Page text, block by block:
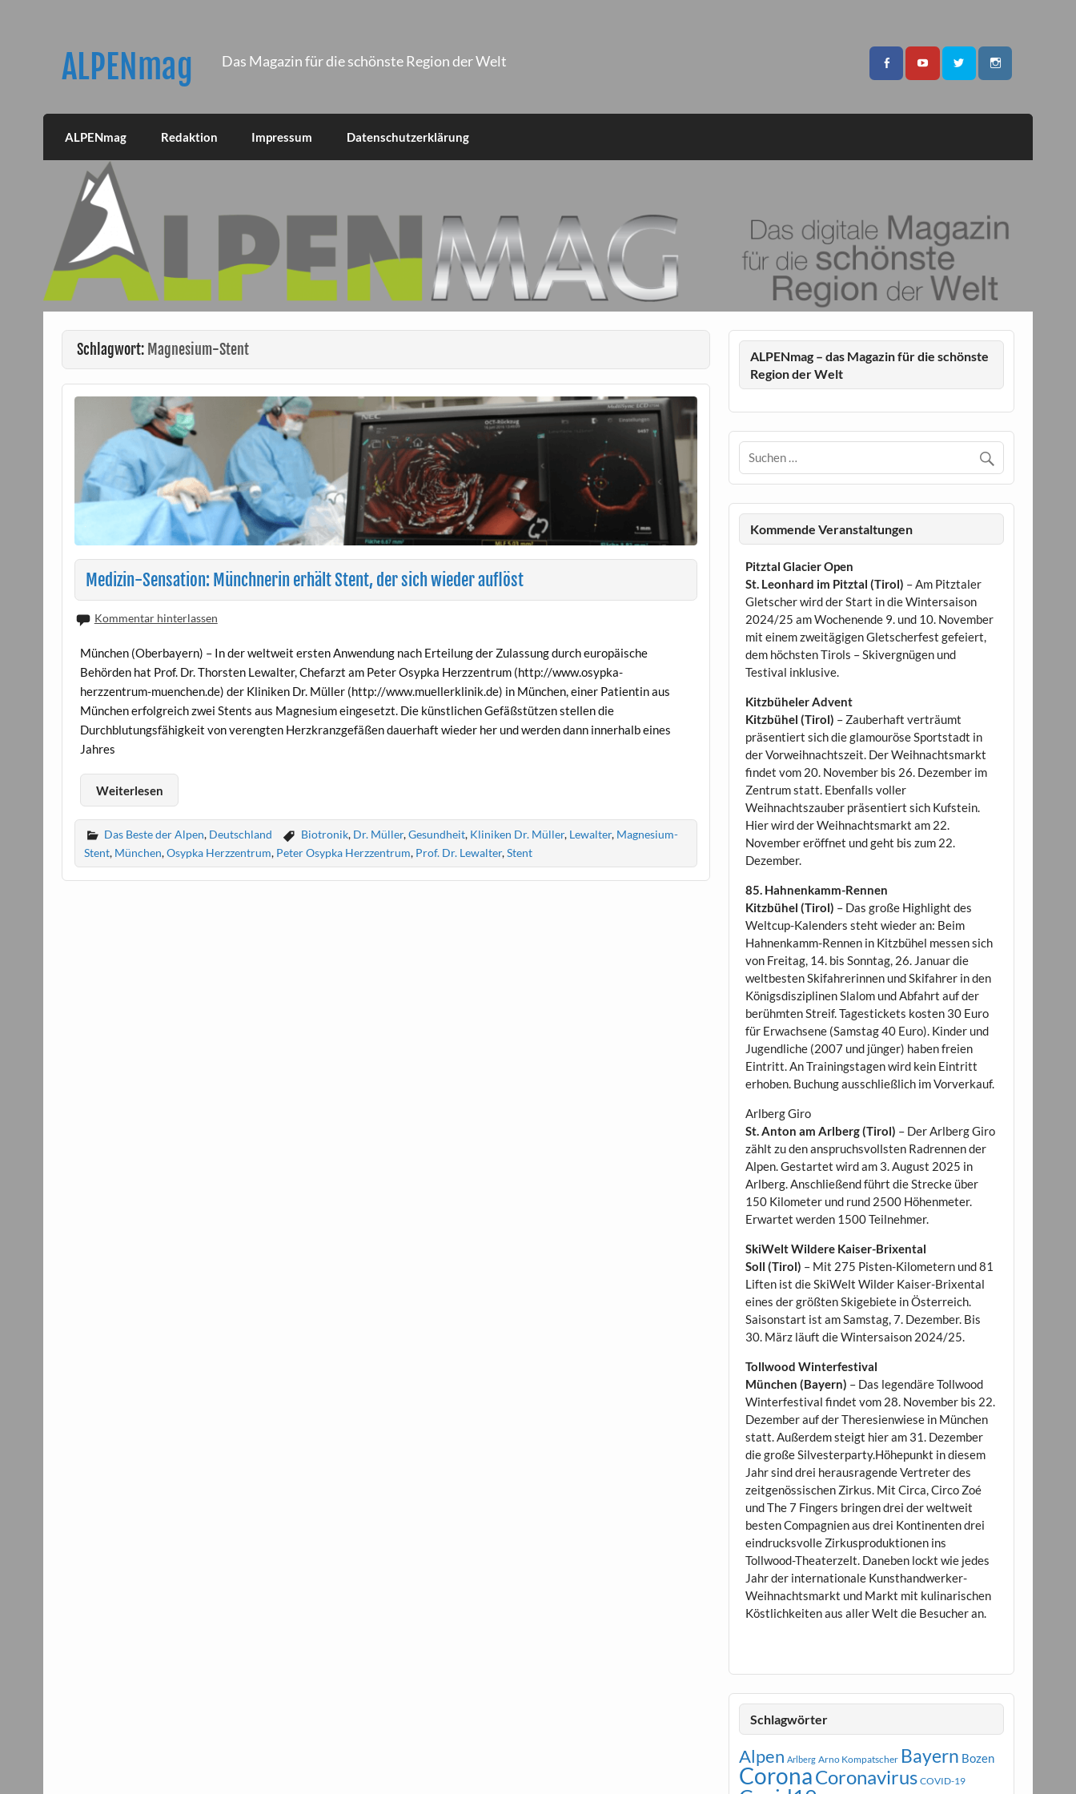
ALPENmag Das Magazin für die schönste Region der Welt
ALPENmag Redaktion Impressum Datenschutzerklärung
Schlagwort: Magnesium-Stent
Medizin-Sensation: Münchnerin erhält Stent, der sich wieder auflöst
Kommentar hinterlassen
München (Oberbayern) – In der weltweit ersten Anwendung nach Erteilung der Zulassung durch europäische
Behörden hat Prof. Dr. Thorsten Lewalter, Chefarzt am Peter Osypka Herzzentrum (http://www.osypka-
herzzentrum-muenchen.de) der Kliniken Dr. Müller (http://www.muellerklinik.de) in München, einer Patientin aus
München erfolgreich zwei Stents aus Magnesium eingesetzt. Die künstlichen Gefäßstützen stellen die
Durchblutungsfähigkeit von verengten Herzkranzgefäßen dauerhaft wieder her und werden dann innerhalb eines
Jahres
Weiterlesen
Das Beste der Alpen, Deutschland Biotronik, Dr. Müller,Gesundheit, Kliniken Dr. Müller, Lewalter, Magnesium-
Stent, München,Osypka Herzzentrum, Peter Osypka Herzzentrum, Prof. Dr. Lewalter,Stent
ALPENmag – das Magazin für die schönste
Region der Welt
Kommende Veranstaltungen
Pitztal Glacier Open
St. Leonhard im Pitztal (Tirol) – Am Pitztaler
Gletscher wird der Start in die Wintersaison
2024/25 am Wochenende 9. und 10. November
mit einem zweitägigen Gletscherfest gefeiert,
dem höchsten Tirols – Skivergnügen und
Testival inklusive.
Kitzbüheler Advent
Kitzbühel (Tirol) – Zauberhaft verträumt
präsentiert sich die glamouröse Sportstadt in
der Vorweihnachtszeit. Der Weihnachtsmarkt
findet vom 20. November bis 26. Dezember im
Zentrum statt. Ebenfalls voller
Weihnachtszauber präsentiert sich Kufstein.
Hier wird der Weihnachtsmarkt am 22.
November eröffnet und geht bis zum 22.
Dezember.
85. Hahnenkamm-Rennen
Kitzbühel (Tirol) – Das große Highlight des
Weltcup-Kalenders steht wieder an: Beim
Hahnenkamm-Rennen in Kitzbühel messen sich
von Freitag, 14. bis Sonntag, 26. Januar die
weltbesten Skifahrerinnen und Skifahrer in den
Königsdisziplinen Slalom und Abfahrt auf der
berühmten Streif. Tagestickets kosten 30 Euro
für Erwachsene (Samstag 40 Euro). Kinder und
Jugendliche (2007 und jünger) haben freien
Eintritt. An Trainingstagen wird kein Eintritt
erhoben. Buchung ausschließlich im Vorverkauf.
Arlberg Giro
St. Anton am Arlberg (Tirol) – Der Arlberg Giro
zählt zu den anspruchsvollsten Radrennen der
Alpen. Gestartet wird am 3. August 2025 in
Arlberg. Anschließend führt die Strecke über
150 Kilometer und rund 2500 Höhenmeter.
Erwartet werden 1500 Teilnehmer.
SkiWelt Wildere Kaiser-Brixental
Soll (Tirol) – Mit 275 Pisten-Kilometern und 81
Liften ist die SkiWelt Wilder Kaiser-Brixental
eines der größten Skigebiete in Österreich.
Saisonstart ist am Samstag, 7. Dezember. Bis
30. März läuft die Wintersaison 2024/25.
Tollwood Winterfestival
München (Bayern) – Das legendäre Tollwood
Winterfestival findet vom 28. November bis 22.
Dezember auf der Theresienwiese in München
statt. Außerdem steigt hier am 31. Dezember
die große Silvesterparty.Höhepunkt in diesem
Jahr sind drei herausragende Vertreter des
zeitgenössischen Zirkus. Mit Circa, Circo Zoé
und The 7 Fingers bringen drei der weltweit
besten Compagnien aus drei Kontinenten drei
eindrucksvolle Zirkusproduktionen ins
Tollwood-Theaterzelt. Daneben lockt wie jedes
Jahr der internationale Kunsthandwerker-
Weihnachtsmarkt und Markt mit kulinarischen
Köstlichkeiten aus aller Welt die Besucher an.
Schlagwörter
Alpen Arlberg Arno Kompatscher Bayern Bozen
CoronaCoronavirus COVID-19